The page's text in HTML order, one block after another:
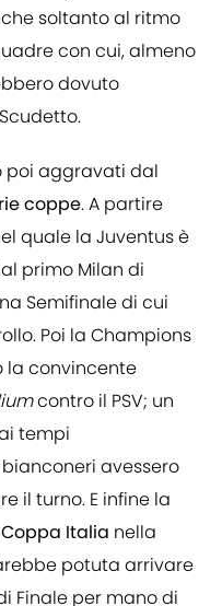
soltanto al ritmo
con cui, almeno
dovuto
poi aggravati dal
coppe. A partire
quale la Juventus è
primo Milan di
Semifinale di cui
Poi la Champions
la convincente
contro il PSV; un
tempi
avessero
il turno. E infine la
Coppa Italia nella
potuta arrivare
Finale per mano di